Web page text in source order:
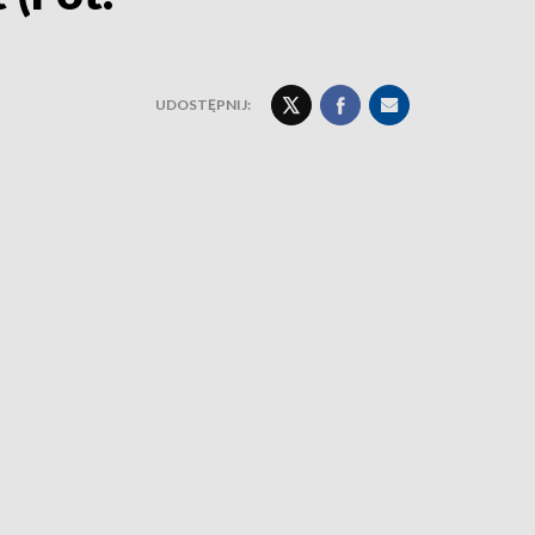
UDOSTĘPNIJ: